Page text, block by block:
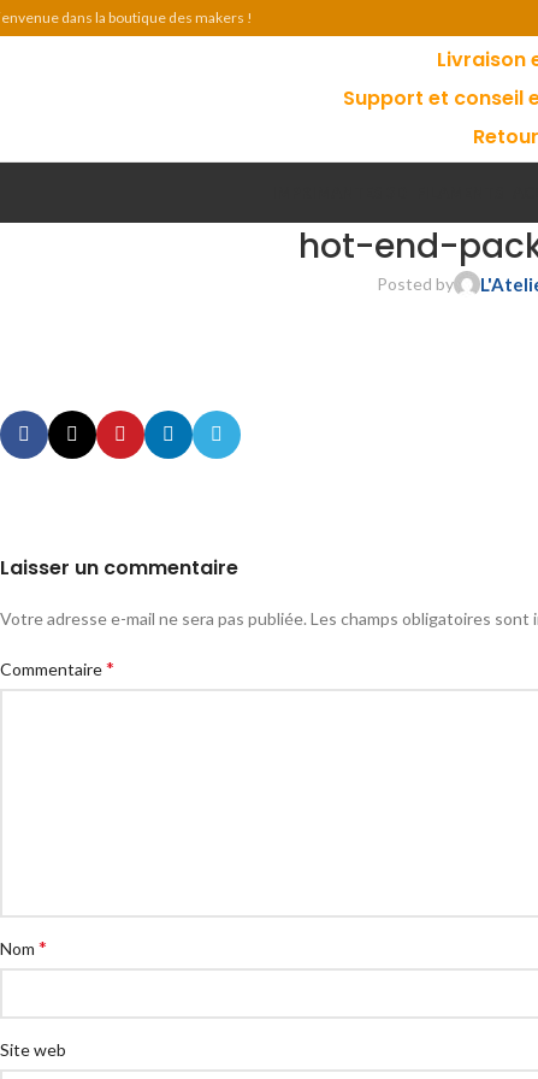
dans la boutique des makers !
Livraison
Support et conseil
hot-end-
Posted by
Laisser un commentaire
Votre adresse e-mail ne sera pas publiée. Les champs obligatoires sont
Commentaire*
Nom *
Site web